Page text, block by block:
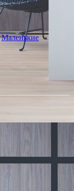
Маленькие